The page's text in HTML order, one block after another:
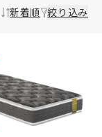
新着順 絞り込み